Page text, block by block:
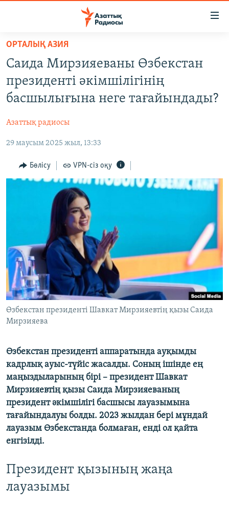
Skip
main
content
Skip
main
Navigation
Skip
Search
САЯСАТ
AZATTYQTV
АДАМ ҚҰҚЫҚТАРЫ
ӘЛЕУМЕТ
ӘЛЕМ
АРНАЙЫ ЖОБАЛАР
ЖАЗЫЛЫҢЫЗ
Басқа тілдерде
ОРТАЛЫҚ АЗИЯ
Саида Мирзияеваны Өзбекстан
президенті әкімшілігінің
басшылығына неге тағайындады?
Азаттық радиосы
29 маусым 2025 жыл, 13:33
Бөлісу VPN-сіз оқу
Өзбекстан президенті Шавкат Мирзияевтің қызы Саида
Мирзияева
Өзбекстан президенті аппаратында ауқымды
кадрлық ауыс-түйіс жасалды. Соның ішінде ең
маңыздыларының бірі – президент Шавкат
Мирзияевтің қызы Саида Мирзияеваның
президент әкімшілігі басшысы лауазымына
тағайындалуы болды. 2023 жылдан бері мұндай
лауазым Өзбекстанда болмаған, енді ол қайта
енгізілді.
Президент қызының жаңа
лауазымы